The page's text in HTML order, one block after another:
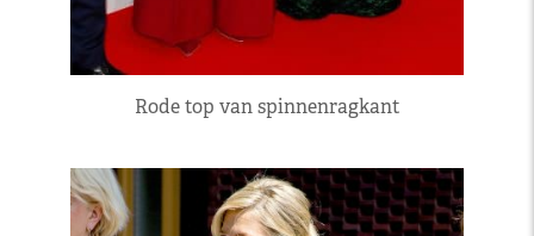
Rode top van spinnenragkant